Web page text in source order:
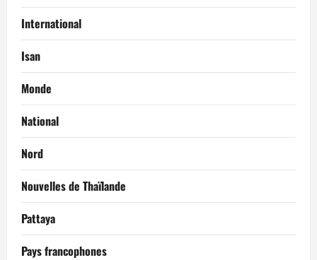
International
Isan
Monde
National
Nord
Nouvelles de Thaïlande
Pattaya
Pays francophones